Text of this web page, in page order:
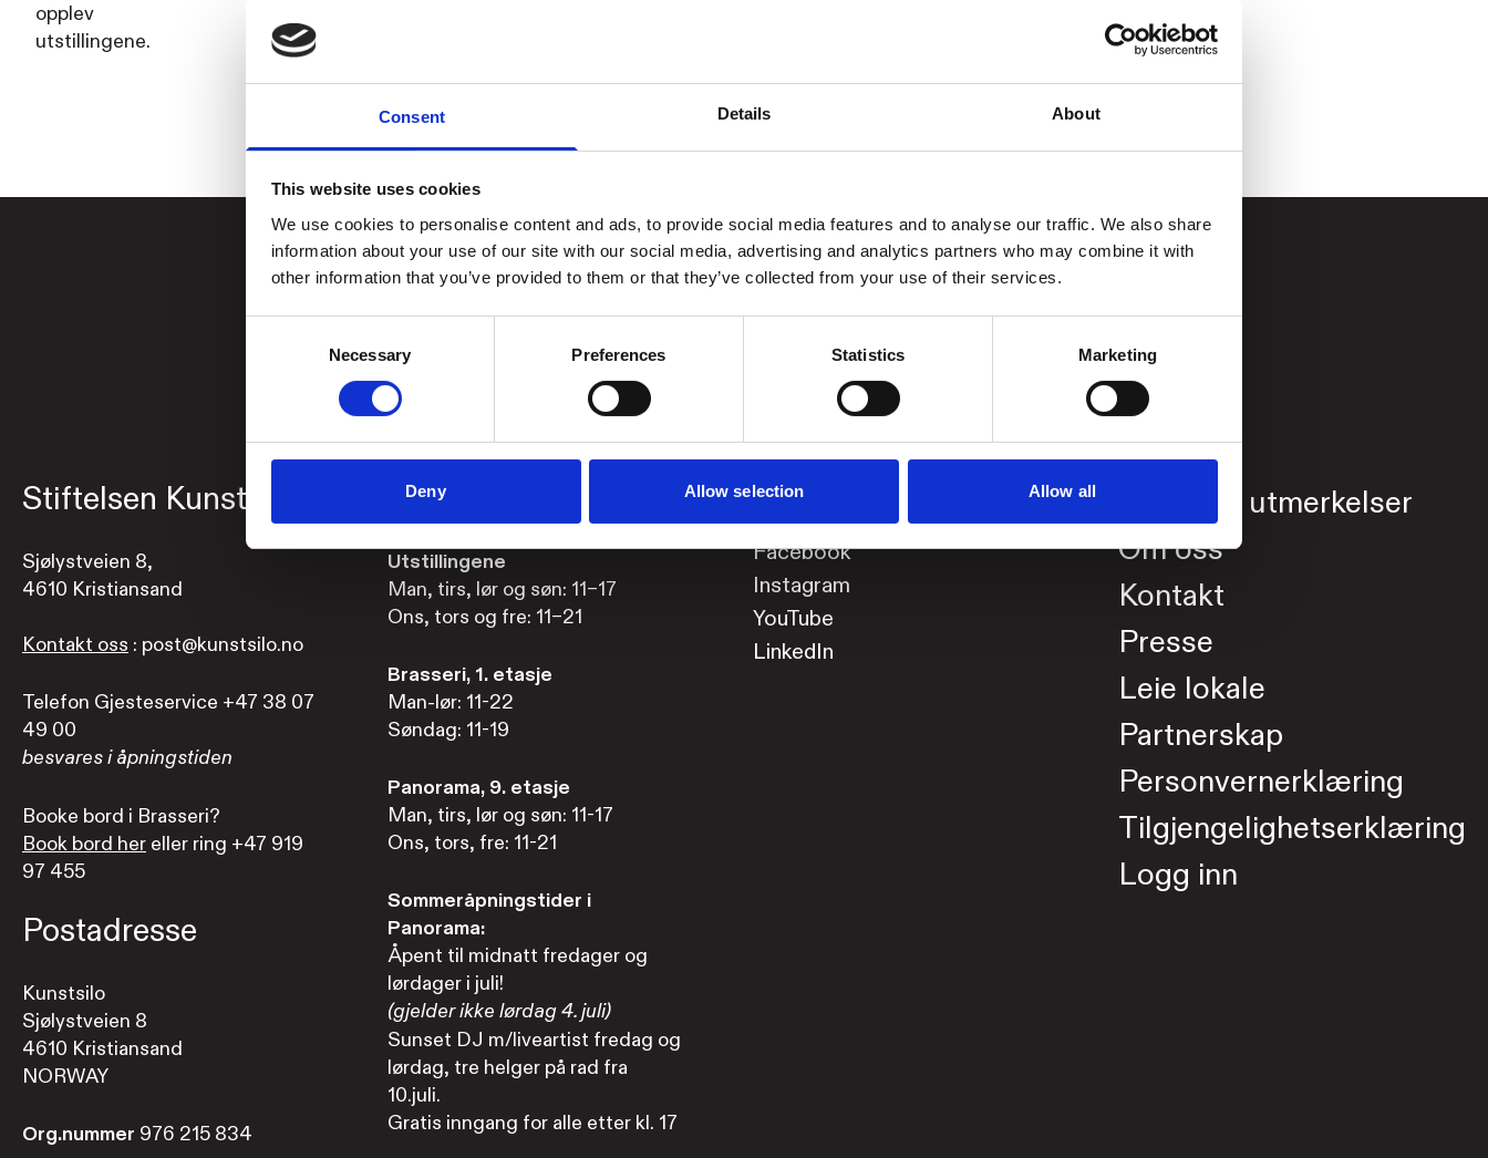
Consent Details About
This website uses cookies
We use cookies to personalise content and ads, to provide social media features and to analyse our traffic. We also share
information about your use of our site with our social media, advertising and analytics partners who may combine it with
other information that you’ve provided to them or that they’ve collected from your use of their services.
Necessary Preferences Statistics Marketing
Deny Allow selection Allow all
opplev
utstillingene.
Stiftelsen Kunstsilo
Sjølystveien 8,
4610 Kristiansand
Kontakt oss : post@kunstsilo.no
Telefon Gjesteservice +47 38 07
49 00
besvares i åpningstiden
Booke bord i Brasseri?
Book bord her eller ring +47 919
97 455
Postadresse
Kunstsilo
Sjølystveien 8
4610 Kristiansand
NORWAY
Org.nummer 976 215 834
Åpningstider
Utstillingene
Man, tirs, lør og søn: 11–17
Ons, tors og fre: 11–21
Brasseri, 1. etasje
Man-lør: 11-22
Søndag: 11-19
Panorama, 9. etasje
Man, tirs, lør og søn: 11-17
Ons, tors, fre: 11-21
Sommeråpningstider i
Panorama:
Åpent til midnatt fredager og
lørdager i juli!
(gjelder ikke lørdag 4. juli)
Sunset DJ m/liveartist fredag og
lørdag, tre helger på rad fra
10.juli.
Gratis inngang for alle etter kl. 17
Hold deg oppdatert
Facebook
Instagram
YouTube
LinkedIn
Priser og utmerkelser
Om oss
Kontakt
Presse
Leie lokale
Partnerskap
Personvernerklæring
Tilgjengelighetserklæring
Logg inn